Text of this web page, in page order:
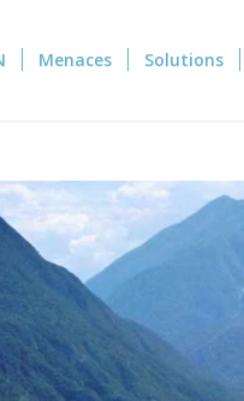
Menaces Solutions